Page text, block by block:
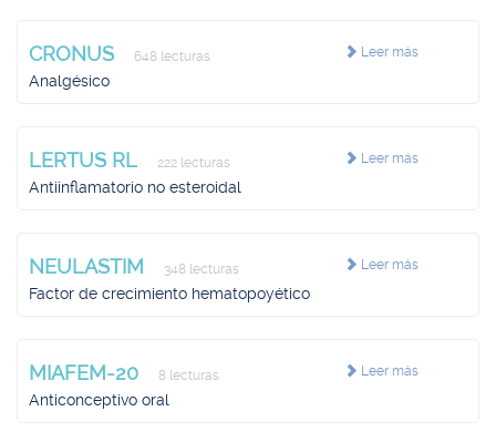
Leer más
CRONUS 648 lecturas
Analgésico
Leer más
LERTUS RL 222 lecturas
Antiinflamatorio no esteroidal
Leer más
NEULASTIM 348 lecturas
Factor de crecimiento hematopoyético
Leer más
MIAFEM-20 8 lecturas
Anticonceptivo oral